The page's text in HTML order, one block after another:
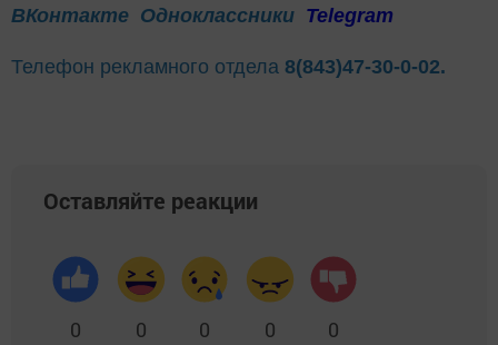
ВКонтакте Одноклассники Telegram
Телефон рекламного отдела 8(843)47-30-0-02.
Оставляйте реакции
0 0 0 0 0